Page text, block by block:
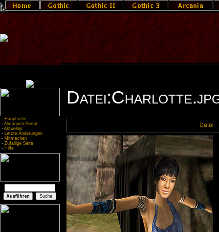
- Hauptseite
- Almanach-Portal
- Aktuelles
- Letzte Änderungen
- Mitmachen
- Zufällige Seite
- Hilfe
Datei